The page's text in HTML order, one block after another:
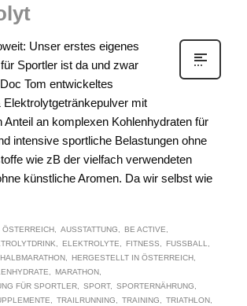
Unser erstes eigenes
Sportler ist da und zwar
Tom entwickeltes
Elektrolytgetränkepulver mit
Anteil an komplexen Kohlenhydraten für
intensive sportliche Belastungen ohne
wie zB der vielfach verwendeten
künstliche Aromen. Da wir selbst wie
ÖSTERREICH AUSSTATTUNG
BE ACTIVE
ELEKTROLYTE FITNESS
FUSSBALL
HALBMARATHON
HERGESTELLT IN ÖSTERREICH
MARATHON
FÜR SPORTLER
SPORT
SPORTERNÄHRUNG
TRAILRUNNING TRAINING
TRIATHLON